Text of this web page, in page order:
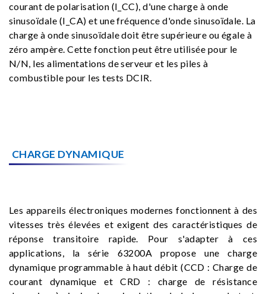
courant de polarisation (I_CC), d'une charge à onde
sinusoïdale (I_CA) et une fréquence d'onde sinusoïdale. La
charge à onde sinusoïdale doit être supérieure ou égale à
zéro ampère. Cette fonction peut être utilisée pour le
N/N, les alimentations de serveur et les piles à
combustible pour les tests DCIR.
CHARGE DYNAMIQUE
Les appareils électroniques modernes fonctionnent à des
vitesses très élevées et exigent des caractéristiques de
réponse transitoire rapide. Pour s'adapter à ces
applications, la série 63200A propose une charge
dynamique programmable à haut débit (CCD : Charge de
courant dynamique et CRD : charge de résistance